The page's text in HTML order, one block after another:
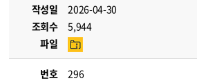
작성일
2026-04-30
조회수
5,944
파일
번호
296